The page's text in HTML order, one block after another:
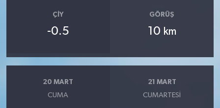
ÇIY
-0.5
GÖRÜŞ
10 km
20 MART
CUMA
21 MART
CUMARTESI